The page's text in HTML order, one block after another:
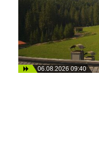
06.08.2026 09:40